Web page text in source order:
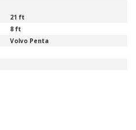
21 ft
8 ft
Volvo Penta